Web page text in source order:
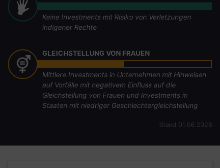
Keine Investments mit Risiko von Verletzungen
indigener Rechte
GLEICHSTELLUNG VON FRAUEN
Mittlere Investments in Unternehmen mit Hinweisen
auf Vorfälle mit negativem Einfluss auf die
Gleichstellung von Frauen und Investments in
Staaten mit niedriger Geschlechtergleichstellung
Stand 01.06.2026